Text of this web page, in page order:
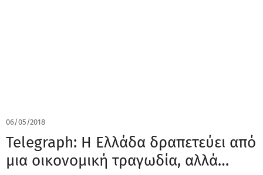
06/05/2018
Telegraph: Η Ελλάδα δραπετεύει από
μια οικονομική τραγωδία, αλλά…